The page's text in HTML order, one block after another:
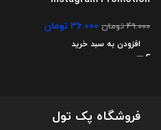
۴۹.۰۰۰تومان ۳۶.۰۰۰ تومان
افزودن به سبد خرید
فروشگاه پک تول